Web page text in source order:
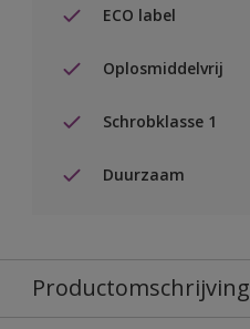
ECO label
Oplosmiddelvrij
Schrobklasse 1
Duurzaam
Productomschrijving